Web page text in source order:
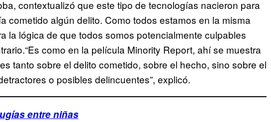
contextualizó que este tipo de tecnologías nacieron para
cometido algún delito. Como todos estamos en la misma
la lógica de que todos somos potencialmente culpables
como en la película Minority Report, ahí se muestra
tanto sobre el delito cometido, sobre el hecho, sino sobre el
o posibles delincuentes”, explicó.
entre niñas